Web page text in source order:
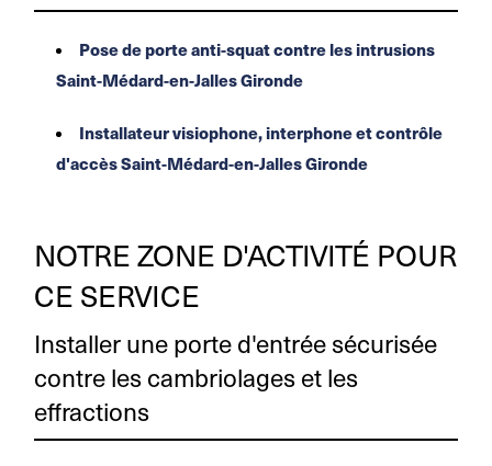
Pose de porte anti-squat contre les intrusions
Saint-Médard-en-Jalles Gironde
Installateur visiophone, interphone et contrôle
d'accès Saint-Médard-en-Jalles Gironde
NOTRE ZONE D'ACTIVITÉ POUR
CE SERVICE
Installer une porte d'entrée sécurisée
contre les cambriolages et les
effractions